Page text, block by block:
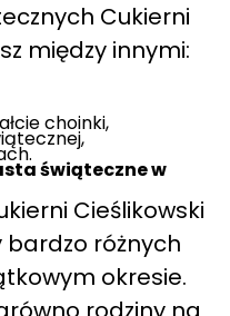
Cukierni
między innymi:
choinki,
świąteczne w
Cieślikowski
bardzo różnych
okresie.